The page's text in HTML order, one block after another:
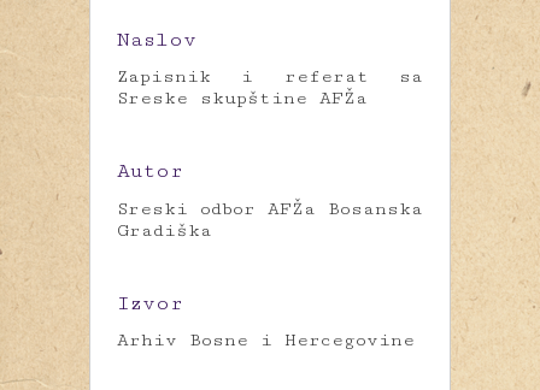
Naslov
Zapisnik i referat sa
Sreske skupštine AFŽa
Autor
Sreski odbor AFŽa Bosanska
Gradiška
Izvor
Arhiv Bosne i Hercegovine